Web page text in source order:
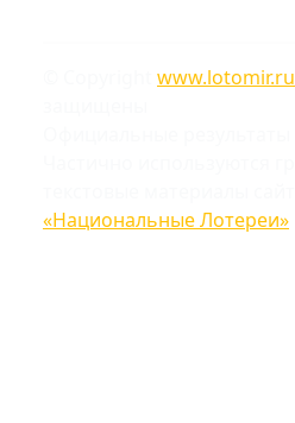
www.lotomir.ru
«Национальные Лотереи»